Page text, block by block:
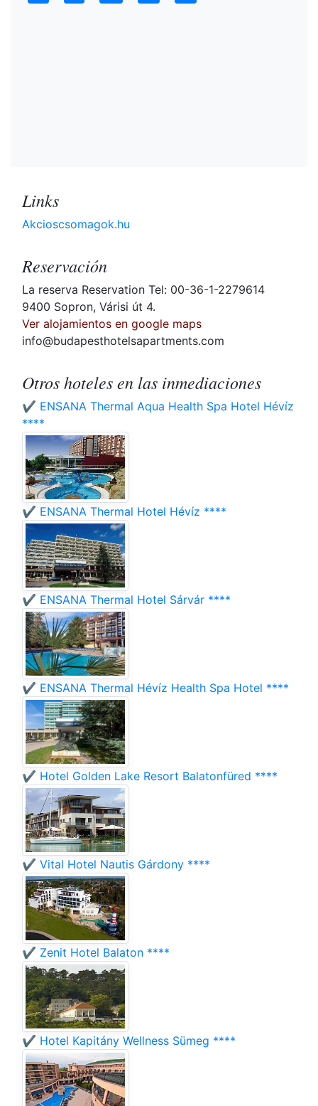
Links
Akcioscsomagok.hu
Reservación
La reserva Reservation Tel: 00-36-1-2279614
9400 Sopron, Várisi út 4.
Ver alojamientos en google maps
info@budapesthotelsapartments.com
Otros hoteles en las inmediaciones
✔️ ENSANA Thermal Aqua Health Spa Hotel Hévíz
****
✔️ ENSANA Thermal Hotel Hévíz ****
✔️ ENSANA Thermal Hotel Sárvár ****
✔️ ENSANA Thermal Hévíz Health Spa Hotel ****
✔️ Hotel Golden Lake Resort Balatonfüred ****
✔️ Vital Hotel Nautis Gárdony ****
✔️ Zenit Hotel Balaton ****
✔️ Hotel Kapitány Wellness Sümeg ****